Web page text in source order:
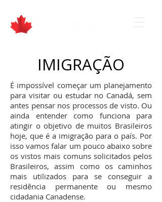
IMIGRAÇÃO
É impossível começar um planejamento
para visitar ou estudar no Canadá, sem
antes pensar nos processos de visto. Ou
ainda entender como funciona para
atingir o objetivo de muitos Brasileiros
hoje, que é a imigração para o país. Por
isso vamos falar um pouco abaixo sobre
os vistos mais comuns solicitados pelos
Brasileiros, assim como os caminhos
mais utilizados para se conseguir a
residência permanente ou mesmo
cidadania Canadense.